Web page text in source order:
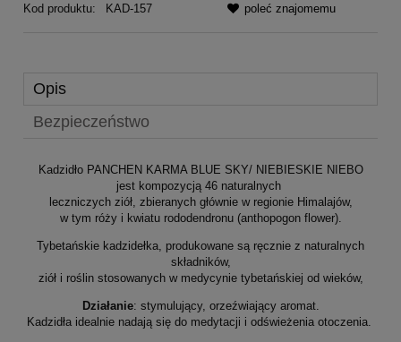
Kod produktu:
KAD-157
poleć znajomemu
Opis
Bezpieczeństwo
Kadzidło PANCHEN KARMA BLUE SKY/ NIEBIESKIE NIEBO
jest kompozycją 46 naturalnych
leczniczych ziół, zbieranych głównie w regionie Himalajów,
w tym róży i kwiatu rododendronu (anthopogon flower).
Tybetańskie kadzidełka, produkowane są ręcznie z naturalnych
składników,
ziół i roślin stosowanych w medycynie tybetańskiej od wieków,
Działanie: stymulujący, orzeźwiający aromat.
Kadzidła idealnie nadają się do medytacji i odświeżenia otoczenia.